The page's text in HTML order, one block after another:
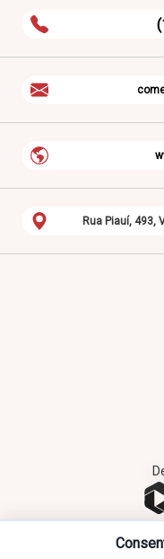
Rua Piauí, 493,